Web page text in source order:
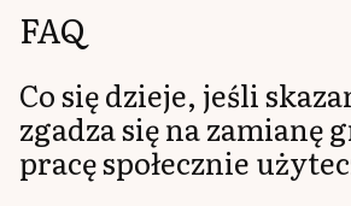
FAQ
Co się dzieje, jeśli
zgadza się na zamianę
pracę społecznie